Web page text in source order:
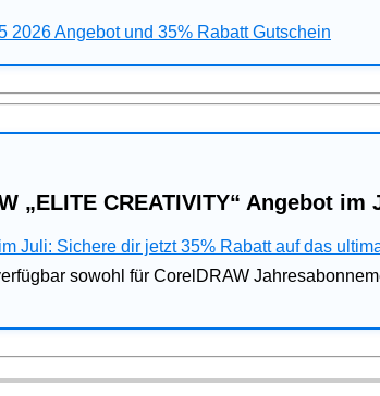
„ELITE CREATIVITY“ Angebot im
Juli: Sichere dir jetzt 35% Rabatt auf das
sowohl für CorelDRAW